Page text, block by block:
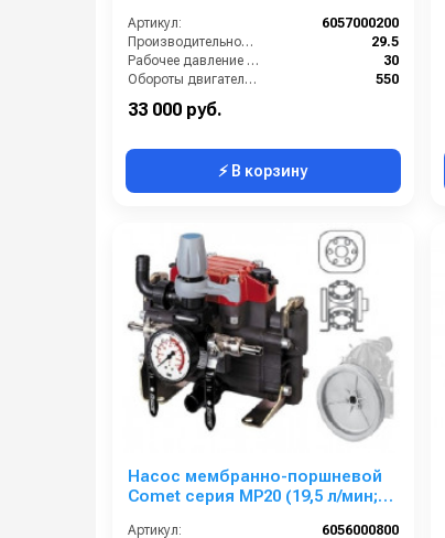
Артикул:
6057000200
Производительность (л/мин):
29.5
Рабочее давление (бар):
30
Обороты двигателя (об/мин):
550
33 000 руб.
⚡ В корзину
Насос мембранно-поршневой
Comet серия МР20 (19,5 л/мин;
Артикул:
6056000800